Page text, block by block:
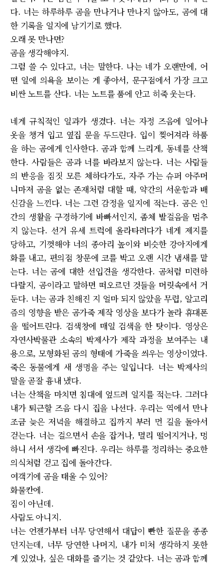
다. 너는 하루하루 곰을 만나거나 만나지 않아도, 곰에 대
한 기록을 일지에 남기기로 했다.
오래 못 만나면?
곰을 생각해야지.
그럼 쓸 수 있다고, 너는 말한다. 나는 네가 오랜만에, 어
떤 일에 의욕을 보이는 게 좋아서, 문구점에서 가장 크고
비싼 노트를 산다. 너는 노트를 품에 안고 히죽 웃는다.
네게 규칙적인 일과가 생겼다. 너는 자정 즈음에 일어나
옷을 챙겨 입고 옆집 문을 두드린다. 입이 찢어져라 하품
을 하는 곰에게 인사한다. 곰과 함께 느리게, 동네를 산책
한다. 사람들은 곰과 너를 바라보지 않는다. 너는 사람들
의 반응을 짐짓 모른 체하다가도, 자주 가는 슈퍼 아주머
니마저 곰을 없는 존재처럼 대할 때, 약간의 서운함과 배
신감을 느낀다. 너는 그런 감정을 일지에 적는다. 곰은 인
간의 생활을 구경하기에 바빠서인지, 좀체 발걸음을 멈추
지 않는다. 선거 유세 트럭에 올라타려다가 네게 제지를
당하고, 기껏해야 너의 종아리 높이와 비슷한 강아지에게
화를 내고, 편의점 창문에 코를 박고 오랜 시간 냄새를 맡
는다. 너는 곰에 대한 선입견을 생각한다. 곰처럼 미련하
다랄지, 곰이라고 말하면 떠오르던 것들을 머릿속에서 거
둔다. 너는 곰과 친해진 지 얼마 되지 않았을 무렵, 알고리
즘의 영향을 받은 곰가죽 제작 영상을 보다가 놀라 휴대폰
을 떨어트린다. 검색창에 매일 검색을 한 탓이다. 영상은
자연사박물관 소속의 박제사가 제작 과정을 보여주는 내
용으로, 모형화된 곰의 형태에 가죽을 씌우는 영상이었다.
죽은 동물에게 새 생명을 주는 일입니다. 너는 박제사의
말을 곧잘 흉내 냈다.
너는 산책을 마치면 침대에 엎드려 일지를 적는다. 그러다
내가 퇴근할 즈음 다시 집을 나선다. 우리는 역에서 만나
조금 늦은 저녁을 해결하고 집까지 부러 먼 길을 돌아서
걷는다. 너는 걸으면서 손을 잡거나, 멀리 떨어지거나, 멍
하니 서서 생각에 빠진다. 우리는 하루를 정리하는 중요한
의식처럼 걷고 집에 돌아간다.
여객기에 곰을 태울 수 있어?
화물칸에.
짐이 아닌데.
사람도 아니지.
너는 언젠가부터 너무 당연해서 대답이 빤한 질문을 종종
던지는데, 너무 당연한 나머지, 내가 미처 생각하지 못한
게 있었나, 싶은 대화를 즐기는 것 같았다. 너는 곰과 함께